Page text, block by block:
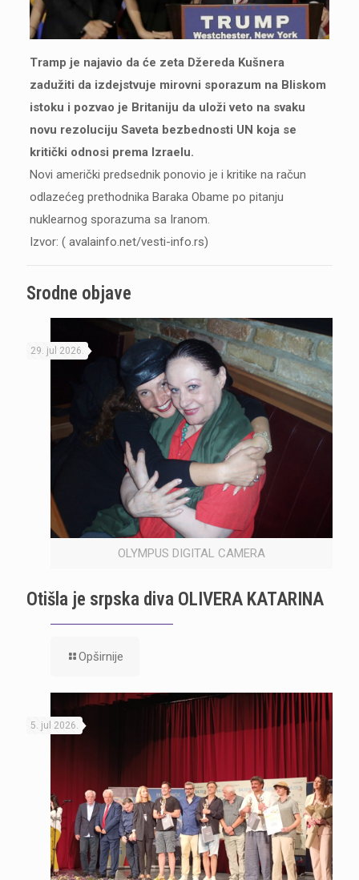
Tramp je najavio da će zeta Džereda Kušnera
zadužiti da izdejstvuje mirovni sporazum na Bliskom
istoku i pozvao je Britaniju da uloži veto na svaku
novu rezoluciju Saveta bezbednosti UN koja se
kritički odnosi prema Izraelu.
Novi američki predsednik ponovio je i kritike na račun
odlazećeg prethodnika Baraka Obame po pitanju
nuklearnog sporazuma sa Iranom.
Izvor: ( avalainfo.net/vesti-info.rs)
Srodne objave
OLYMPUS DIGITAL CAMERA
29. jul 2026.
Otišla je srpska diva OLIVERA KATARINA
Opširnije
5. jul 2026.